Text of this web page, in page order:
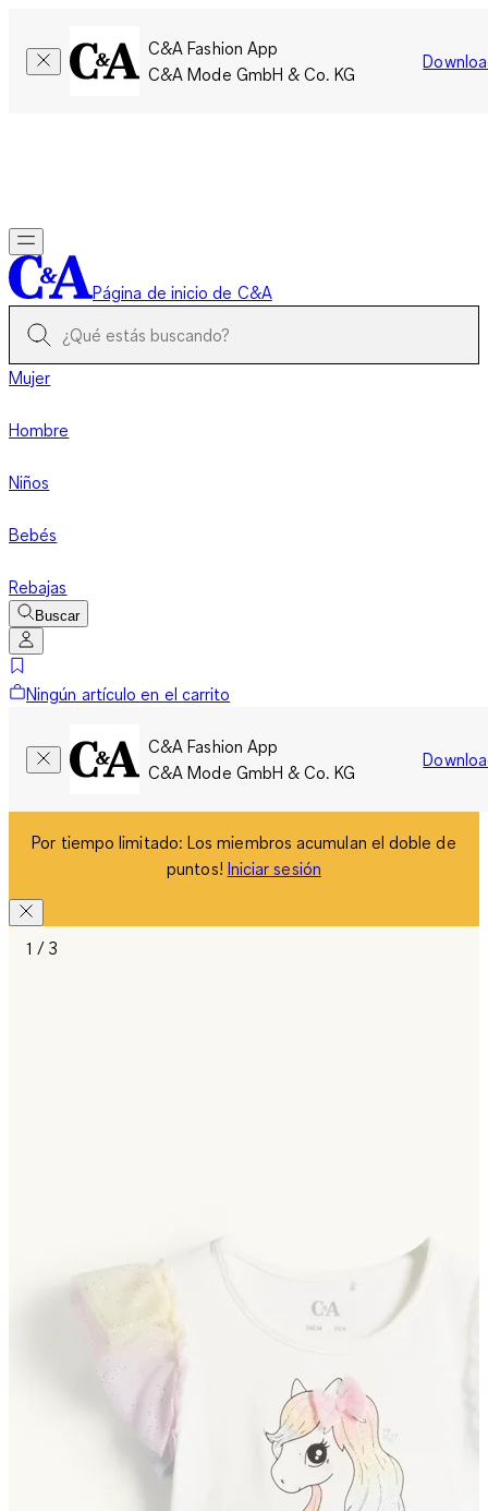
C&A Fashion App
C&A Mode GmbH & Co. KG
Página de inicio de C&A
Mujer
Hombre
Niños
Bebés
Rebajas
Buscar
Ningún artículo en el carrito
C&A Fashion App
C&A Mode GmbH & Co. KG
Por tiempo limitado: Los miembros acumulan el doble de
puntos! Iniciar sesión
1 / 3